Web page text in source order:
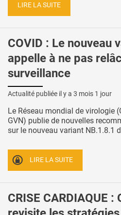
LIRE LA SUITE
COVID : Le nouveau
appelle à ne pas
surveillance
Actualité publiée il y a 3 mois 1 jour
Le Réseau mondial de virologie
GVN) publie de nouvelles
sur le nouveau variant NB.1.8.1
LIRE LA SUITE
CRISE CARDIAQUE :